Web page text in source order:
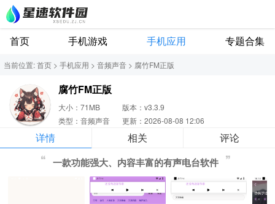
首页 手机游戏 手机应用 专题合集
当前位置:首页 > 手机应用 > 音频声音 > 腐竹FM正版
腐竹FM正版
大小：71MB
版本：v3.3.9
类型：音频声音
更新：2026-08-08 12:06
详情 相关 评论
一款功能强大、内容丰富的有声电台软件